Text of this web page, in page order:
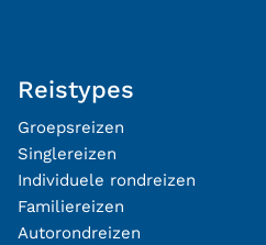
Reistypes
Groepsreizen
Singlereizen
Individuele rondreizen
Familiereizen
Autorondreizen